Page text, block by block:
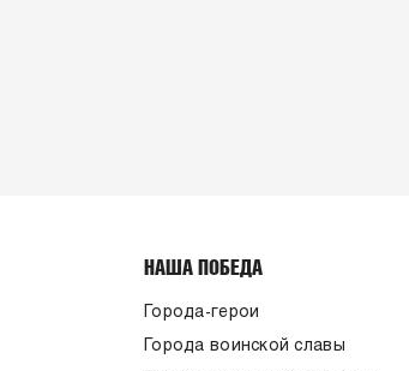
НАША ПОБЕДА
Города-герои
Города воинской славы